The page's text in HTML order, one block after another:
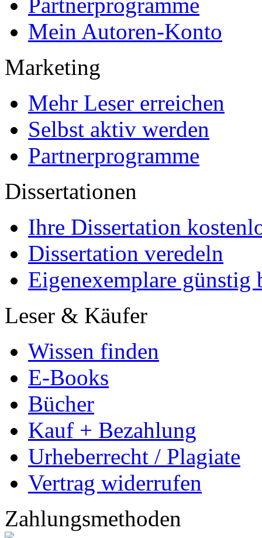
Mein Autoren-Konto
Marketing
Mehr Leser erreichen
Selbst aktiv werden
Partnerprogramme
Dissertationen
Ihre Dissertation
Dissertation veredeln
Eigenexemplare günstig
Leser & Käufer
Wissen finden
E-Books
Bücher
Kauf + Bezahlung
Urheberrecht / Plagiate
Vertrag widerrufen
Zahlungsmethoden